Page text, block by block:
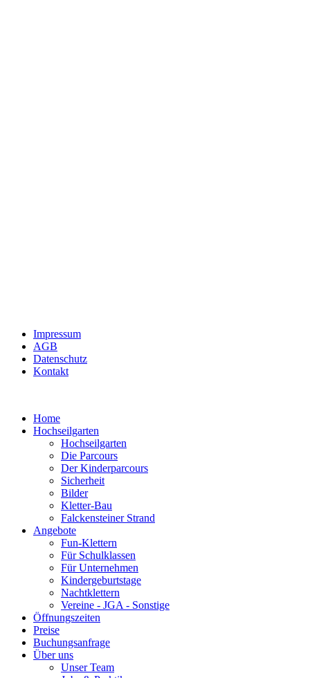
Impressum
AGB
Datenschutz
Kontakt
Home
Hochseilgarten
Hochseilgarten
Die Parcours
Der Kinderparcours
Sicherheit
Bilder
Kletter-Bau
Falckensteiner Strand
Angebote
Fun-Klettern
Für Schulklassen
Für Unternehmen
Kindergeburtstage
Nachtklettern
Vereine - JGA - Sonstige
Öffnungszeiten
Preise
Buchungsanfrage
Über uns
Unser Team